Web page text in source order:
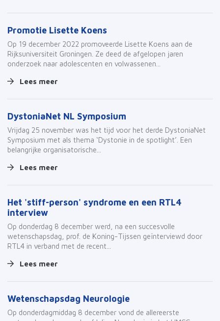
Promotie Lisette Koens
Op 19 december 2022 promoveerde Lisette Koens aan de
Rijksuniversiteit Groningen. Ze deed de afgelopen jaren
onderzoek naar adolescenten en volwassenen...
Lees meer
DystoniaNet NL Symposium
Vrijdag 25 november was het tijd voor het derde DystoniaNet
Symposium met als thema ‘Dystonie in de spotlight’. Een
belangrijke organisatorische...
Lees meer
Het 'stiff-person' syndrome en een RTL4
interview
Op donderdag 8 december werd, na een succesvolle
wetenschapsdag, prof. de Koning-Tijssen geïnterviewd door
RTL4 in verband met de recent...
Lees meer
Wetenschapsdag Neurologie
Op donderdagmiddag 8 december vond de allereerste